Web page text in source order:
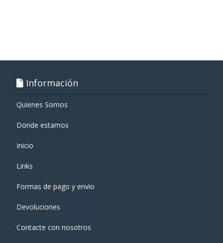
Información
Quienes Somos
Donde estamos
Inicio
Links
Formas de pago y enví­o
Devoluciones
Contacte con nosotros